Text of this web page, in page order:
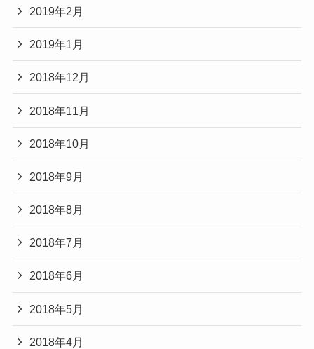
2019年2月
2019年1月
2018年12月
2018年11月
2018年10月
2018年9月
2018年8月
2018年7月
2018年6月
2018年5月
2018年4月